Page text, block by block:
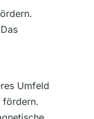
Umfeld
fördern.